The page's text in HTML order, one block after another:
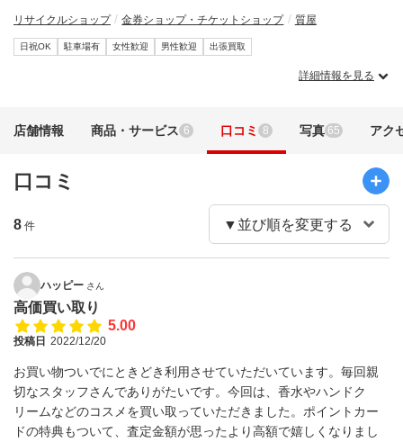
リサイクルショップ 金券ショップ・チケットショップ 質屋
日祝OK 駐車場有 女性歓迎 男性歓迎 出張買取
詳細情報を見る
店舗情報 商品・サービス 6 口コミ 8 写真 65 アク
口コミ
8 件
ハッピー さん
高価買い取り
5.00
投稿日 2022/12/20
お買い物ついでにときどき利用させていただいています。毎回親
切なスタッフさんでありがたいです。今回は、香水やハンドク
リームなどのコスメを買い取っていただきました。ポイントカー
ドの特典もついて、査定金額が思ったより高額で嬉しくなりまし